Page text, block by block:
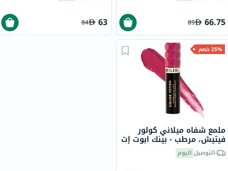
66.75
89
63
84
25% خصم
ملمع شفاه ميلاني كولور
فيتيش، مرطب - بينك ابوت إت
/140 التوصيل اليوم